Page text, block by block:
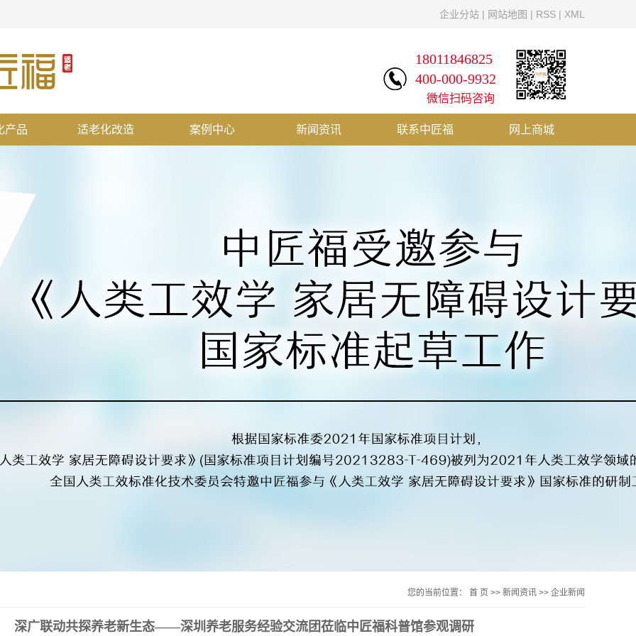
企业分站 | 网站地图 | RSS | XML
18011846825
400-000-9932
微信扫码咨询
产品 适老化改造 案例中心 新闻资讯 联系中匠福 网上商城
您的当前位置： 首 页 >> 新闻资讯 >> 企业新闻
深广联动共探养老新生态——深圳养老服务经验交流团莅临中匠福科普馆参观调研